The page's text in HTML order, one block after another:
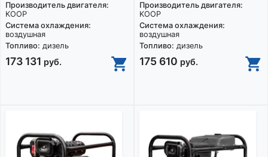
Производитель двигателя:
KOOP
Система охлаждения:
воздушная
Топливо: дизель
173 131 руб.
Производитель двигателя:
KOOP
Система охлаждения:
воздушная
Топливо: дизель
175 610 руб.